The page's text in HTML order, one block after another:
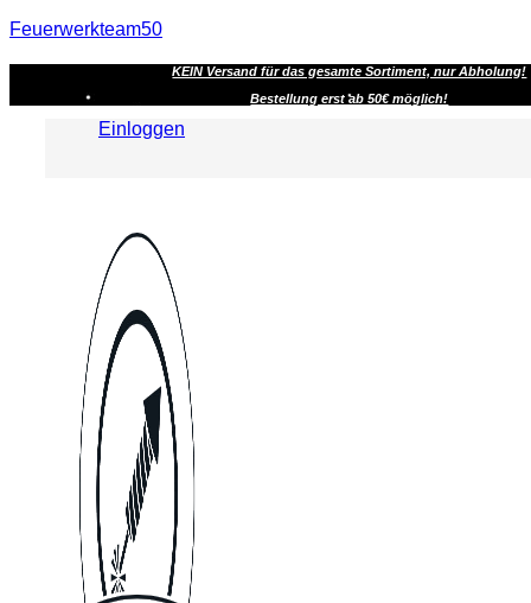
Feuerwerkteam50
KEIN Versand für das gesamte Sortiment, nur Abholung!
Bestellung erst ab 50€ möglich!
Einloggen